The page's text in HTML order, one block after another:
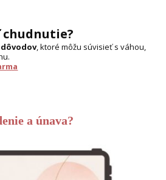
chudnutie?
, ktoré môžu súvisieť s váhou,
a únava?